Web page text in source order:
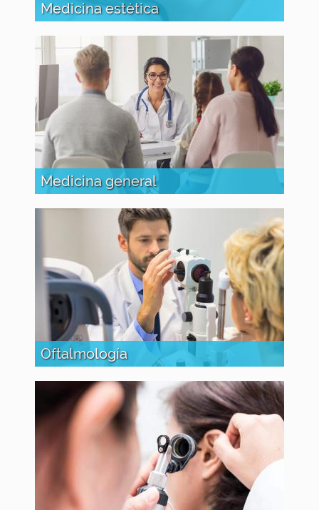
Medicina estética
Medicina general
Oftalmología